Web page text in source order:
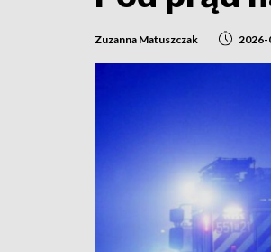
Zuzanna Matuszczak